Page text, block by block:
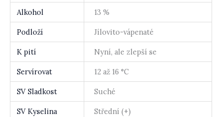
Alkohol 13 %
Podloží Jílovito-vápenaté
K pití Nyní, ale zlepší se
Servírovat 12 až 16 °C
SV Sladkost Suché
SV Kyselina Střední (+)